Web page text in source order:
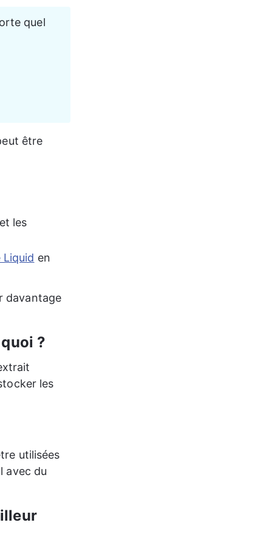
quel
être
les
Liquid en
davantage
?
les
utilisées
avec du